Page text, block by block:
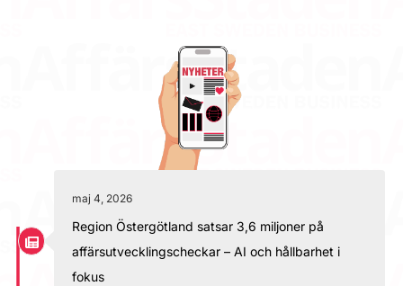
maj 4, 2026
Region Östergötland satsar 3,6 miljoner på
affärsutvecklingscheckar – AI och hållbarhet i
fokus